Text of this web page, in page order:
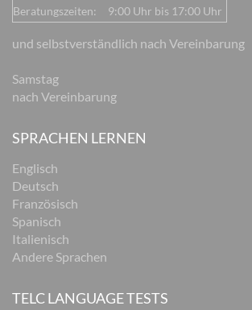
Beratungszeiten:
9:00 Uhr bis 17:00 Uhr
und selbstverständlich nach Vereinbarung
Samstag
nach Vereinbarung
SPRACHEN LERNEN
Englisch
Deutsch
Französisch
Spanisch
Italienisch
Andere Sprachen
TELC LANGUAGE TESTS